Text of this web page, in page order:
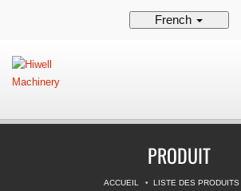
French
PRODUIT
ACCUEIL
LISTE DES PRODUITS